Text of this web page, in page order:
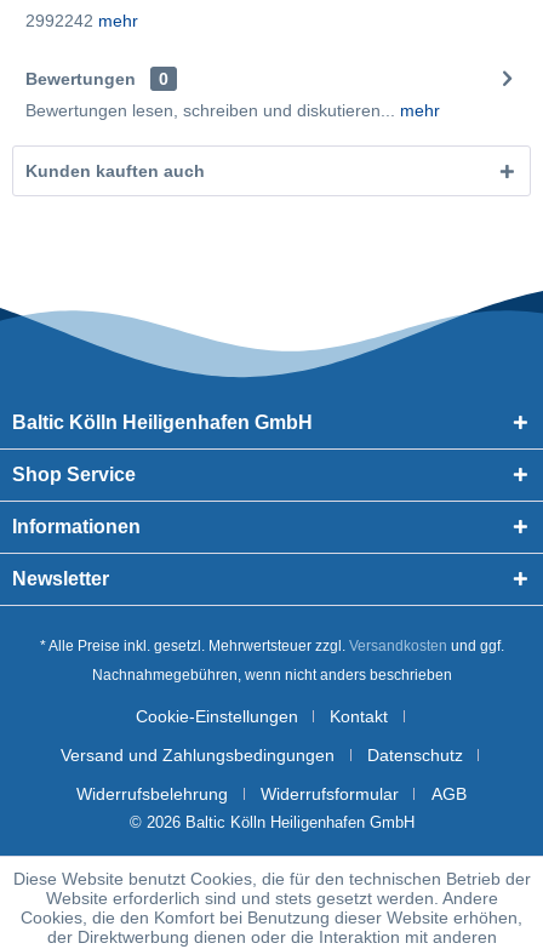
2992242 mehr
Bewertungen
0
Bewertungen lesen, schreiben und diskutieren...
mehr
Kunden kauften auch
Baltic Kölln Heiligenhafen GmbH
Shop Service
Informationen
Newsletter
* Alle Preise inkl. gesetzl. Mehrwertsteuer zzgl. Versandkosten und ggf.
Nachnahmegebühren, wenn nicht anders beschrieben
Cookie-Einstellungen
Kontakt
Versand und Zahlungsbedingungen
Datenschutz
Widerrufsbelehrung
Widerrufsformular AGB
© 2026 Baltic Kölln Heiligenhafen GmbH
Diese Website benutzt Cookies, die für den technischen Betrieb der
Website erforderlich sind und stets gesetzt werden. Andere
Cookies, die den Komfort bei Benutzung dieser Website erhöhen,
der Direktwerbung dienen oder die Interaktion mit anderen